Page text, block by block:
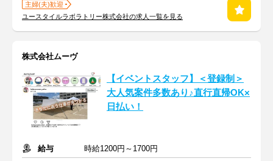
主婦(夫)歓迎
ユースタイルラボラトリー株式会社の求人一覧を見る
株式会社ムーヴ
【イベントスタッフ】＜登録制＞
大人気案件多数あり♪直行直帰OK×
日払い！
給与
時給1200円～1700円